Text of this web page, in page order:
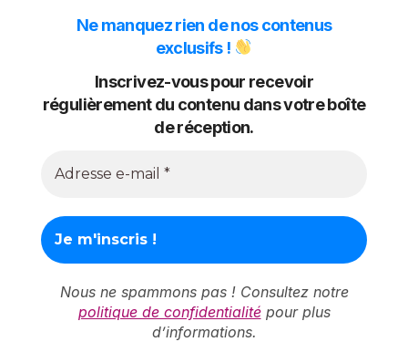
Ne manquez rien de nos contenus
exclusifs !
Inscrivez-vous pour recevoir
régulièrement du contenu dans votre boîte
de réception.
Nous ne spammons pas ! Consultez notre
politique de confidentialitépour plus
d’informations.